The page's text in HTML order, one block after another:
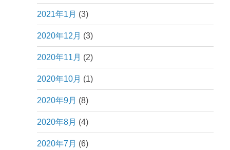
2021年1月 (3)
2020年12月 (3)
2020年11月 (2)
2020年10月 (1)
2020年9月 (8)
2020年8月 (4)
2020年7月 (6)